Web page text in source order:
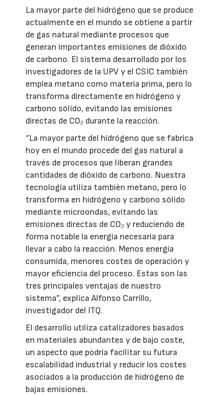
La mayor parte del hidrógeno que se produce
actualmente en el mundo se obtiene a partir
de gas natural mediante procesos que
generan importantes emisiones de dióxido
de carbono. El sistema desarrollado por los
investigadores de la UPV y el CSIC también
emplea metano como materia prima, pero lo
transforma directamente en hidrógeno y
carbono sólido, evitando las emisiones
directas de CO₂ durante la reacción.
“La mayor parte del hidrógeno que se fabrica
hoy en el mundo procede del gas natural a
través de procesos que liberan grandes
cantidades de dióxido de carbono. Nuestra
tecnología utiliza también metano, pero lo
transforma en hidrógeno y carbono sólido
mediante microondas, evitando las
emisiones directas de CO₂ y reduciendo de
forma notable la energía necesaria para
llevar a cabo la reacción. Menos energía
consumida, menores costes de operación y
mayor eficiencia del proceso. Estas son las
tres principales ventajas de nuestro
sistema”, explica Alfonso Carrillo,
investigador del ITQ.
El desarrollo utiliza catalizadores basados
en materiales abundantes y de bajo coste,
un aspecto que podría facilitar su futura
escalabilidad industrial y reducir los costes
asociados a la producción de hidrógeno de
bajas emisiones.